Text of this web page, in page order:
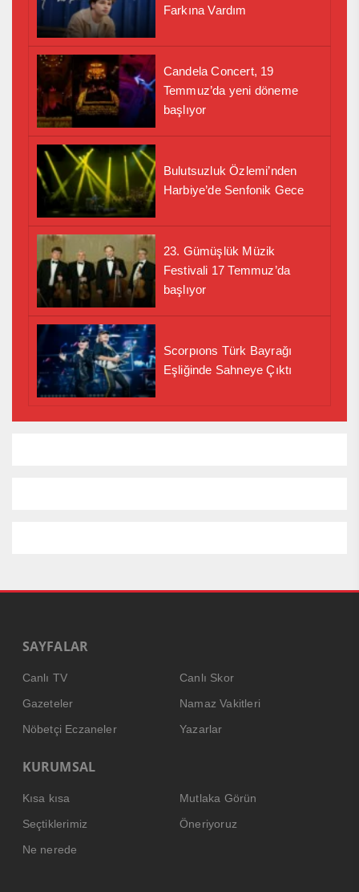
Farkına Vardım
Candela Concert, 19
Temmuz’da yeni döneme
başlıyor
Bulutsuzluk Özlemi’nden
Harbiye’de Senfonik Gece
23. Gümüşlük Müzik
Festivali 17 Temmuz’da
başlıyor
Scorpıons Türk Bayrağı
Eşliğinde Sahneye Çıktı
SAYFALAR
Canlı TV
Canlı Skor
Gazeteler
Namaz Vakitleri
Nöbetçi Eczaneler
Yazarlar
KURUMSAL
Kısa kısa
Mutlaka Görün
Seçtiklerimiz
Öneriyoruz
Ne nerede